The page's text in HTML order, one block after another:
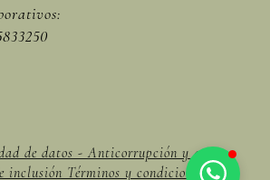
de datos - Anticorrupción y anti
inclusión Términos y condiciones -